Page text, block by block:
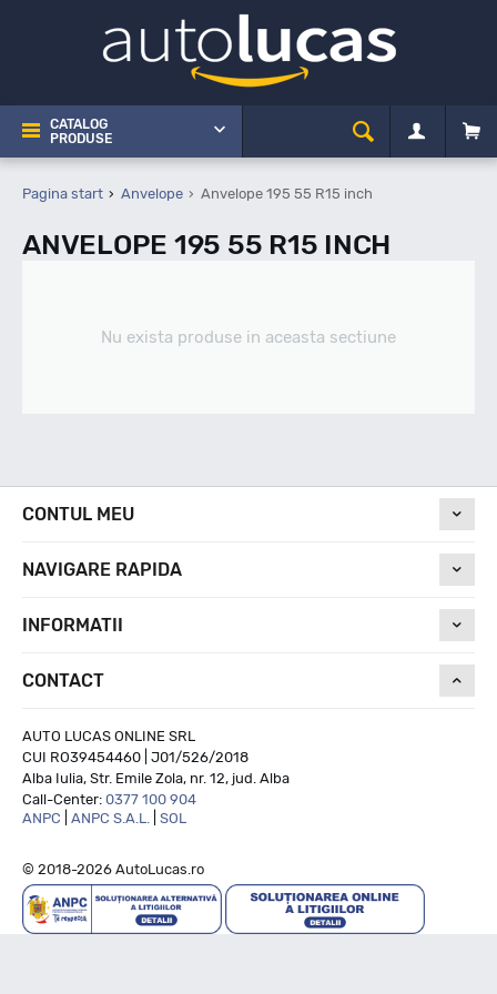
CATALOG
PRODUSE
Pagina start Anvelope Anvelope 195 55 R15 inch
ANVELOPE 195 55 R15 INCH
Nu exista produse in aceasta sectiune
CONTUL MEU
NAVIGARE RAPIDA
INFORMATII
CONTACT
AUTO LUCAS ONLINE SRL
CUI RO39454460 | J01/526/2018
Alba Iulia, Str. Emile Zola, nr. 12, jud. Alba
Call-Center: 0377 100 904
ANPC
ANPC S.A.L. SOL
© 2018-2026 AutoLucas.ro